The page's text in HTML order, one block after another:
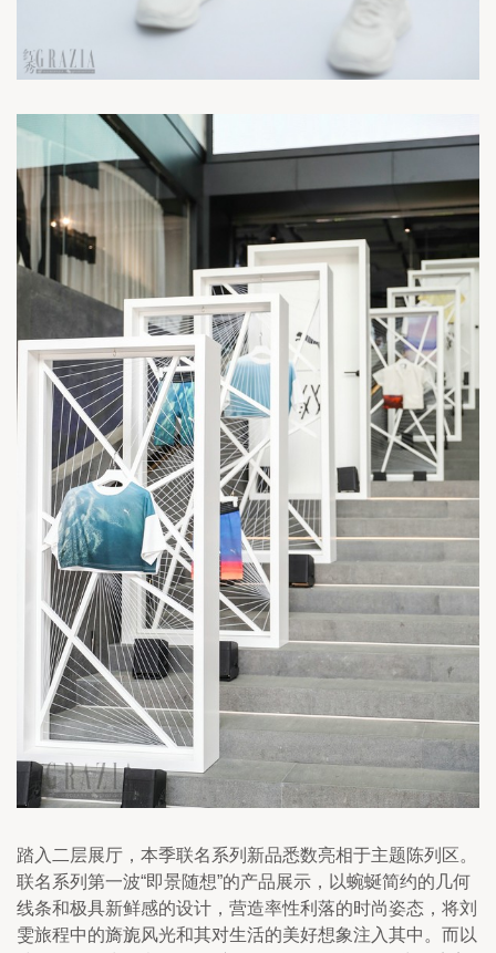
踏入二层展厅，本季联名系列新品悉数亮相于主题陈列区。
联名系列第一波“即景随想”的产品展示，以蜿蜒简约的几何
线条和极具新鲜感的设计，营造率性利落的时尚姿态，将刘
雯旅程中的旖旎风光和其对生活的美好想象注入其中。而以